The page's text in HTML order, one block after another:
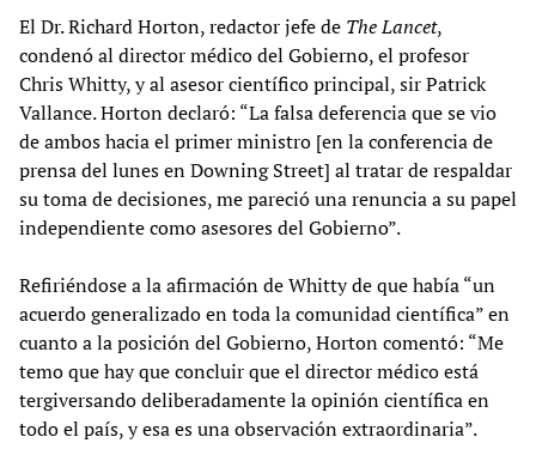
El Dr. Richard Horton, redactor jefe de The Lancet,
condenó al director médico del Gobierno, el profesor
Chris Whitty, y al asesor científico principal, sir Patrick
Vallance. Horton declaró: “La falsa deferencia que se vio
de ambos hacia el primer ministro [en la conferencia de
prensa del lunes en Downing Street] al tratar de respaldar
su toma de decisiones, me pareció una renuncia a su papel
independiente como asesores del Gobierno”.
Refiriéndose a la afirmación de Whitty de que había “un
acuerdo generalizado en toda la comunidad científica” en
cuanto a la posición del Gobierno, Horton comentó: “Me
temo que hay que concluir que el director médico está
tergiversando deliberadamente la opinión científica en
todo el país, y esa es una observación extraordinaria”.